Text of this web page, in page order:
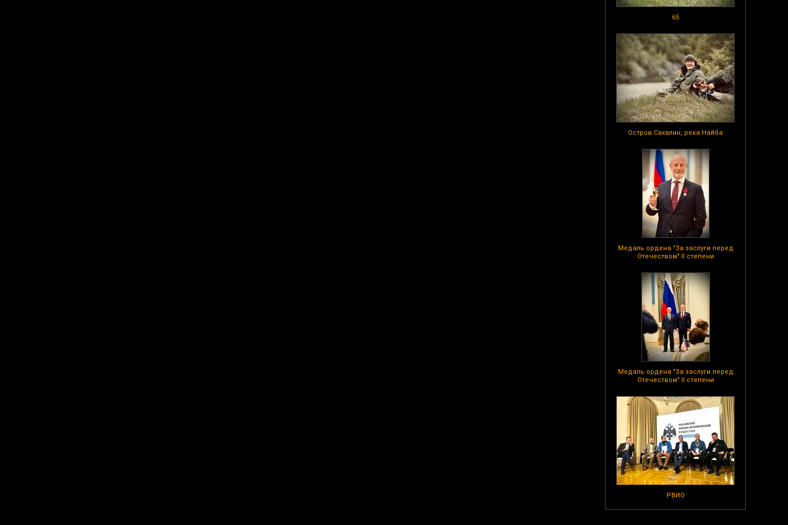
65
Остров Сахалин, река Найба
Медаль ордена "За заслуги перед
Отечеством" II степени
Медаль ордена "За заслуги перед
Отечеством" II степени
РВИО